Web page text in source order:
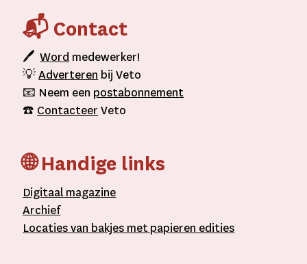
📬 Contact
🖊Word medewerker!
💡Adverteren bij Veto
📧 Neem een postabonnement
☎️ Contacteer Veto
🌐 Handige links
Digitaal magazine
Archief
Locaties van bakjes metpapieren edities